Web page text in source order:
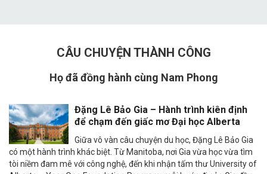
CÂU CHUYỆN THÀNH CÔNG
Họ đã đồng hành cùng Nam Phong
Đặng Lê Bảo Gia – Hành trình kiên định
để chạm đến giấc mơ Đại học Alberta
Giữa vô vàn câu chuyện du học, Đặng Lê Bảo Gia
có một hành trình khác biệt. Từ Manitoba, nơi Gia vừa học vừa tìm
tòi niềm đam mê với công nghệ, đến khi nhận tấm thư University of